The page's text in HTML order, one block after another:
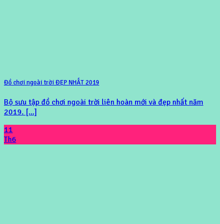
Đồ chơi ngoài trời ĐẸP NHẤT 2019
Bộ sưu tập đồ chơi ngoài trời liên hoàn mới và đẹp nhất năm
2019. [...]
11
Th6